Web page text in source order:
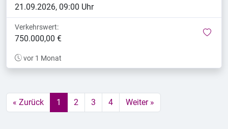
21.09.2026, 09:00 Uhr
Verkehrswert:
750.000,00 €
vor 1 Monat
« Zurück 1 2 3 4 Weiter »